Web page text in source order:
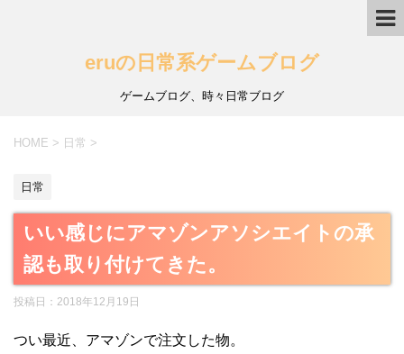
eruの日常系ゲームブログ
ゲームブログ、時々日常ブログ
HOME > 日常 >
日常
いい感じにアマゾンアソシエイトの承
認も取り付けてきた。
投稿日： 2018年12月19日
つい最近、アマゾンで注文した物。